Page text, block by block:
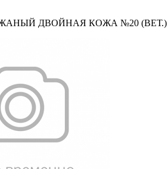
ДВОЙНАЯ КОЖА №20 (ВЕТ.)